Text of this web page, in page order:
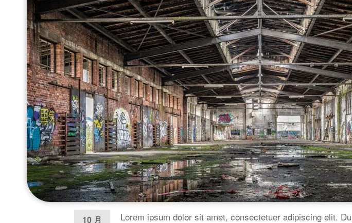
10 月
Lorem ipsum dolor sit amet, consectetuer adipiscing elit.